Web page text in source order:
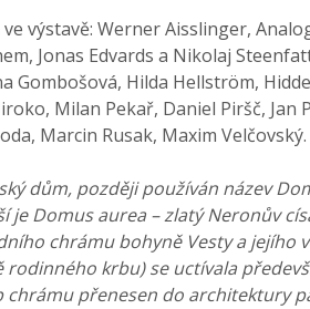
výstavě: Werner Aisslinger,
Jonas Edvards a Nikolaj
Gombošová, Hilda Hellström,
Milan Pekař, Daniel Piršč, Jan
Marcin Rusak, Maxim Velčovský.
dům, později používán název
je Domus aurea – zlatý Neronův
chrámu bohyně Vesty a jejího
rodinného krbu) se uctívala
přenesen do architektury